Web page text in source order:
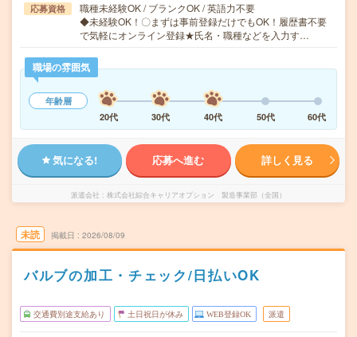
応募資格
職種未経験OK / ブランクOK / 英語力不要
◆未経験OK！〇まずは事前登録だけでもOK！履歴書不要
で気軽にオンライン登録★氏名・職種などを入力す…
職場の雰囲気
年齢層
20代
30代 40代 50代 60代
気になる! 応募へ進む 詳しく見る
派遣会社 株式会社綜合キャリアオプション 製造事業部（全国）
未読 掲載日 2026/08/09
バルブの加工・チェック/日払いOK
交通費別途支給あり 土日祝日が休み WEB登録OK 派遣